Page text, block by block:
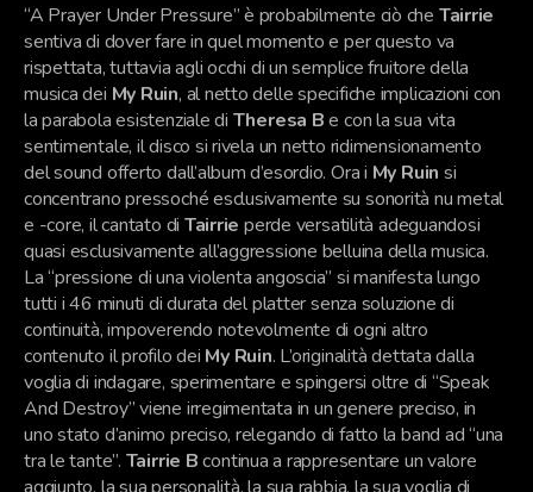
“A Prayer Under Pressure” è probabilmente ciò che Tairrie
sentiva di dover fare in quel momento e per questo va
rispettata, tuttavia agli occhi di un semplice fruitore della
musica dei My Ruin, al netto delle specifiche implicazioni con
la parabola esistenziale di Theresa Be con la sua vita
sentimentale, il disco si rivela un netto ridimensionamento
del sound offerto dall’album d’esordio. Ora i My Ruin si
concentrano pressoché esclusivamente su sonorità nu metal
e -core, il cantato di Tairrie perde versatilità adeguandosi
quasi esclusivamente all’aggressione belluina della musica.
La “pressione di una violenta angoscia” si manifesta lungo
tutti i 46 minuti di durata del platter senza soluzione di
continuità, impoverendo notevolmente di ogni altro
contenuto il profilo dei My Ruin. L’originalità dettata dalla
voglia di indagare, sperimentare e spingersi oltre di “Speak
And Destroy” viene irregimentata in un genere preciso, in
uno stato d’animo preciso, relegando di fatto la band ad “una
tra le tante”. Tairrie Bcontinua a rappresentare un valore